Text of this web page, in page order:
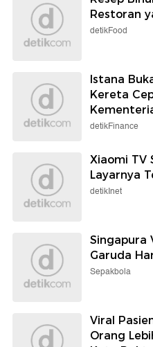
Restoran
detikFood
Istana
Kereta
detikFinance
Xiaomi TV
Layarnya
detikInet
Singapura
Garuda
Sepakbola
Viral
Orang